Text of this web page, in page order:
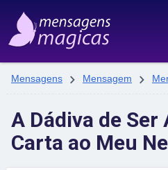
Mensagens  Mensagem 
A Dádiva de Ser
Carta ao Meu